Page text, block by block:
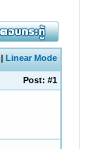
|Linear Mode
Post:#1